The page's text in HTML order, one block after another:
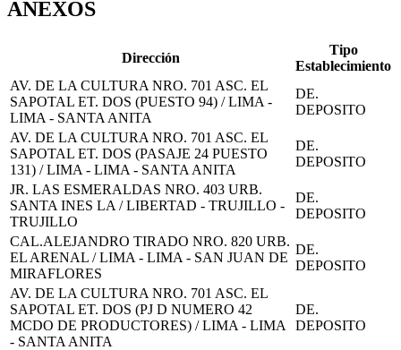
ANEXOS
Dirección
Tipo
Establecimiento
AV. DE LA CULTURA NRO. 701 ASC. EL
SAPOTAL ET. DOS (PUESTO 94) / LIMA -
LIMA - SANTA ANITA
DE.
DEPOSITO
AV. DE LA CULTURA NRO. 701 ASC. EL
SAPOTAL ET. DOS (PASAJE 24 PUESTO
131) / LIMA - LIMA - SANTA ANITA
DE.
DEPOSITO
JR. LAS ESMERALDAS NRO. 403 URB.
SANTA INES LA / LIBERTAD - TRUJILLO -
TRUJILLO
DE.
DEPOSITO
CAL.ALEJANDRO TIRADO NRO. 820 URB.
EL ARENAL / LIMA - LIMA - SAN JUAN DE
MIRAFLORES
DE.
DEPOSITO
AV. DE LA CULTURA NRO. 701 ASC. EL
SAPOTAL ET. DOS (PJ D NUMERO 42
MCDO DE PRODUCTORES) / LIMA - LIMA
- SANTA ANITA
DE.
DEPOSITO